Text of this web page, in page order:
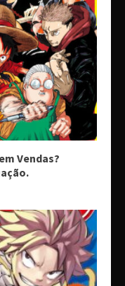
Vendas?